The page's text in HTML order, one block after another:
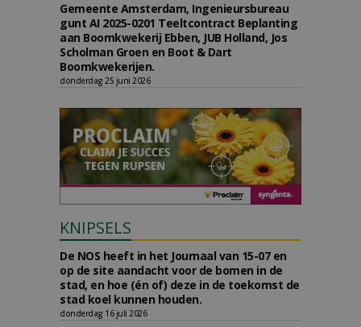
Gemeente Amsterdam, Ingenieursbureau
gunt AI 2025-0201 Teeltcontract Beplanting
aan Boomkwekerij Ebben, JUB Holland, Jos
Scholman Groen en Boot & Dart
Boomkwekerijen.
donderdag 25 juni 2026
KNIPSELS
De NOS heeft in het Journaal van 15-07 en
op de site aandacht voor de bomen in de
stad, en hoe (én of) deze in de toekomst de
stad koel kunnen houden.
donderdag 16 juli 2026